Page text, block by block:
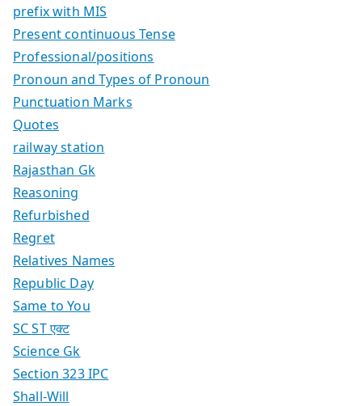
prefix with MIS
Present continuous Tense
Professional/positions
Pronoun and Types of Pronoun
Punctuation Marks
Quotes
railway station
Rajasthan Gk
Reasoning
Refurbished
Regret
Relatives Names
Republic Day
Same to You
SC ST एक्ट
Science Gk
Section 323 IPC
Shall-Will